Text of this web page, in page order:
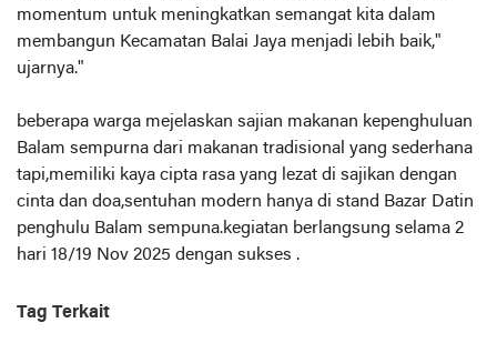
momentum untuk meningkatkan semangat kita dalam
membangun Kecamatan Balai Jaya menjadi lebih baik,"
ujarnya."
beberapa warga mejelaskan sajian makanan kepenghuluan
Balam sempurna dari makanan tradisional yang sederhana
tapi,memiliki kaya cipta rasa yang lezat di sajikan dengan
cinta dan doa,sentuhan modern hanya di stand Bazar Datin
penghulu Balam sempuna.kegiatan berlangsung selama 2
hari 18/19 Nov 2025 dengan sukses .
Tag Terkait